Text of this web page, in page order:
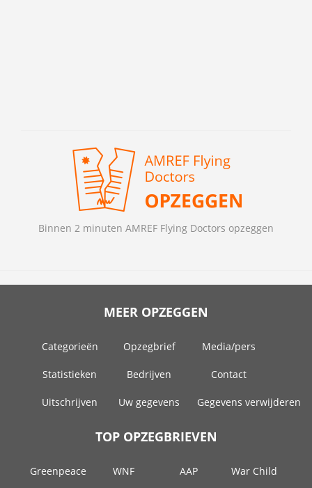
Binnen 2 minuten AMREF Flying Doctors opzeggen
MEER OPZEGGEN
Categorieën Opzegbrief Media/pers
Statistieken Bedrijven Contact
Uitschrijven Uw gegevens Gegevens verwijderen
TOP OPZEGBRIEVEN
Greenpeace WNF AAP War Child